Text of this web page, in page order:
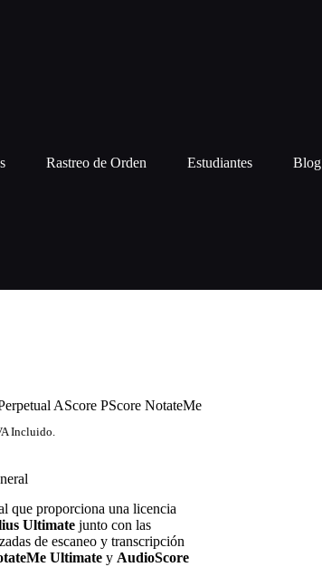
Rastreo de Orden Estudiantes Blog
AScore PScore NotateMe
Incluido.
que proporciona una licencia
Ultimate junto con las
de escaneo y transcripción
Ultimate y AudioScore